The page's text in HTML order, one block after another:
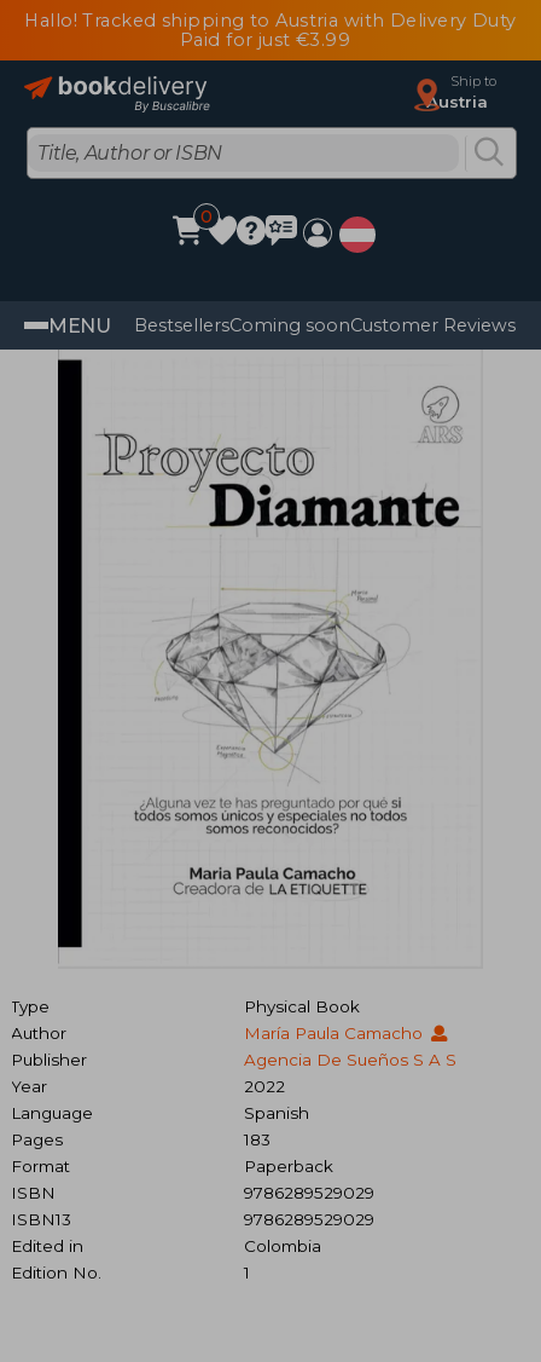
Hallo! Tracked shipping to Austria with Delivery Duty
Paid for just €3.99
Ship to
Austria
0
MENU BestsellersComing soonCustomer Reviews
Type
Physical Book
Author
María Paula Camacho
Publisher
Agencia De Sueños S A S
Year
2022
Language
Spanish
Pages
183
Format
Paperback
ISBN
9786289529029
ISBN13
9786289529029
Edited in
Colombia
Edition No.
1